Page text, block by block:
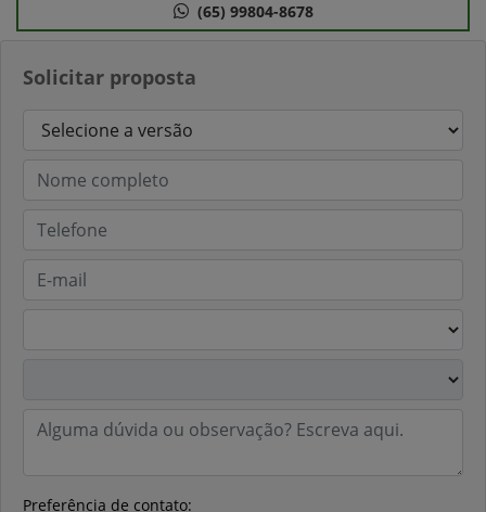
Solicitar proposta
Preferência de contato:
(65) 99804-8678